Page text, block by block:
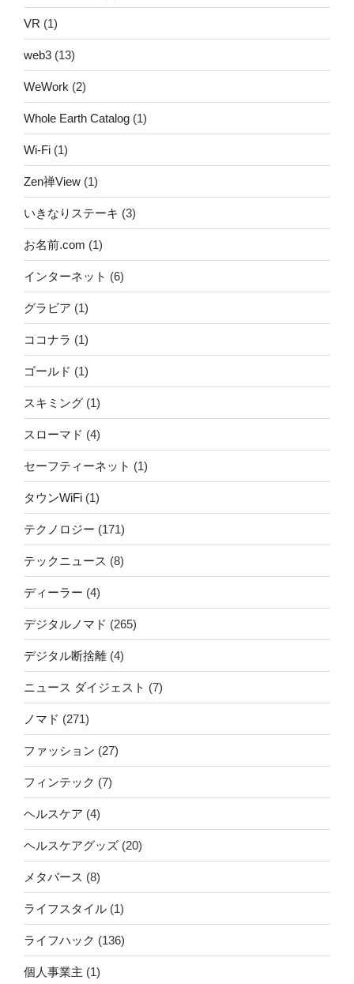
VR (1)
web3 (13)
WeWork (2)
Whole Earth Catalog (1)
Wi-Fi (1)
Zen禅View (1)
いきなりステーキ (3)
お名前.com (1)
インターネット (6)
グラビア (1)
ココナラ (1)
ゴールド (1)
スキミング (1)
スローマド (4)
セーフティーネット (1)
タウンWiFi (1)
テクノロジー (171)
テックニュース (8)
ディーラー (4)
デジタルノマド (265)
デジタル断捨離 (4)
ニュース ダイジェスト (7)
ノマド (271)
ファッション (27)
フィンテック (7)
ヘルスケア (4)
ヘルスケアグッズ (20)
メタバース (8)
ライフスタイル (1)
ライフハック (136)
個人事業主 (1)